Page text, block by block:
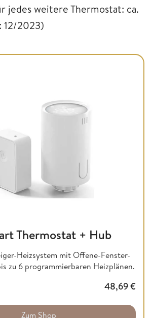
jedes weitere Thermostat: ca.
12/2023)
Thermostat + Hub
Heizsystem mit Offene-Fenster-
zu 6 programmierbaren Heizplänen.
48,69€
Zum Shop